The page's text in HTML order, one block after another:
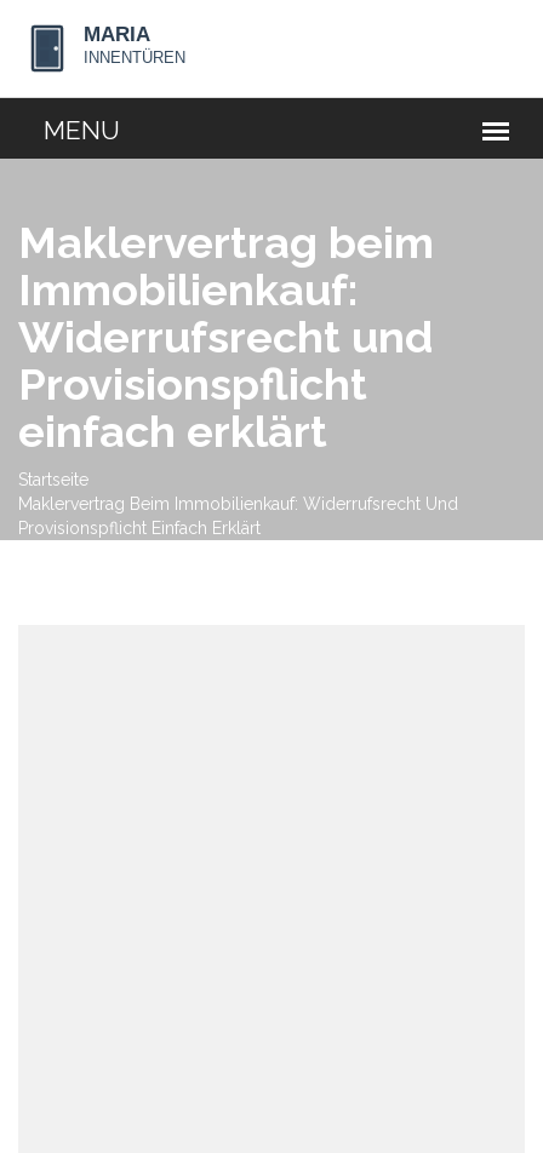
Maklervertrag beim
Immobilienkauf:
Widerrufsrecht und
Provisionspflicht
einfach erklärt
Startseite
Maklervertrag Beim Immobilienkauf: Widerrufsrecht Und
Provisionspflicht Einfach Erklärt